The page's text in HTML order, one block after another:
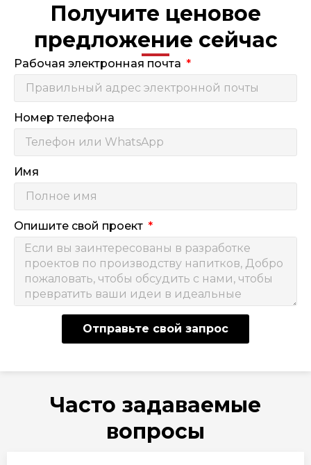
Получите ценовое
предложение сейчас
Рабочая электронная почта
Номер телефона
Имя
Опишите свой проект
Отправьте свой запрос
Часто задаваемые
вопросы